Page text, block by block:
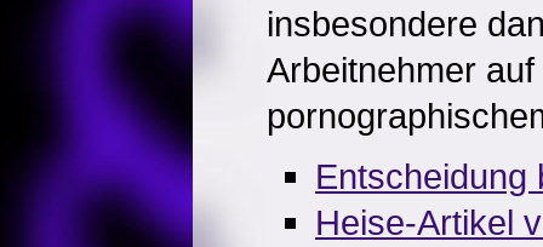
insbesondere
Arbeitnehmer
Entscheidung
Heise-Artikel